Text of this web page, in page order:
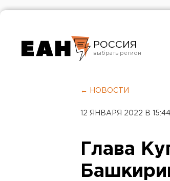
РОССИЯ
Челябинск
← НОВОСТИ
12 ЯНВАРЯ 2022 В 15:44
Глава